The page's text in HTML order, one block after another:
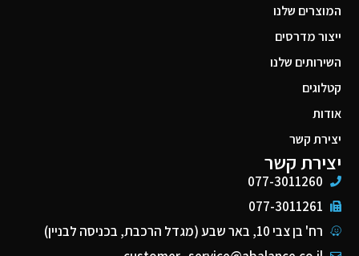
המוצרים שלנו
ייצור מדרסים
השירותים שלנו
קטלוגים
אודות
יצירת קשר
יצירת קשר
077-3011260
077-3011261
רח' בן צבי 10, באר שבע (מגדל הרכבת, בכניסה לבניין)